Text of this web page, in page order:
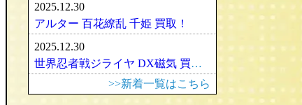
やまと/YAMATO
ダイキ工業/DAIKI
セキグチ
ペットワークス/PetWORKs
やまと/YAMATO
ママチャップトイ
オビツドール/OBITSU
アメリカ車
イタリア車
船・ボート
建築物
デコトラ
ミニ四駆
Bトレインショーティー
モデモ/MODEMO
エンドウ/TER
ピノチオ模型
2025.12.30
アルター 百花繚乱 千姫 買取！
2025.12.30
世界忍者戦ジライヤ DX磁気 買取！
>>新着一覧はこちら